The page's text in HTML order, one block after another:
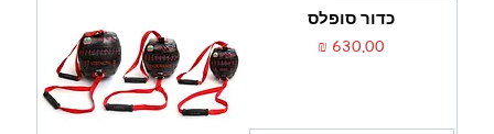
כדור סופלס
מחיר